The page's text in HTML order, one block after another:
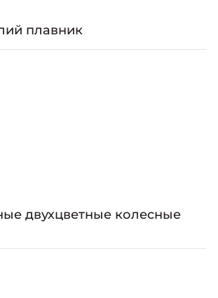
плавник
двухцветные колесные